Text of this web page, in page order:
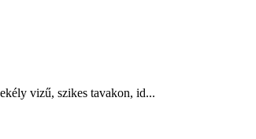
vizű, szikes tavakon, id...